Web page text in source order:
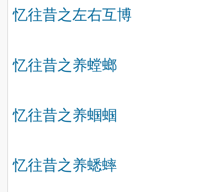
忆往昔之左右互博
忆往昔之养螳螂
忆往昔之养蝈蝈
忆往昔之养蟋蟀